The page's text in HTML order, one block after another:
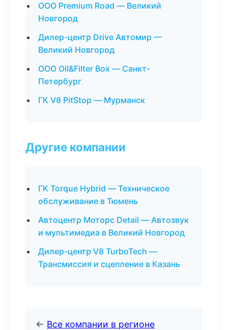
ООО Premium Road — Великий
Новгород
Дилер-центр Drive Автомир —
Великий Новгород
ООО Oil&Filter Box — Санкт-
Петербург
ГК V8 PitStop — Мурманск
Другие компании
ГК Torque Hybrid — Техническое
обслуживание в Тюмень
Автоцентр Моторс Detail — Автозвук
и мультимедиа в Великий Новгород
Дилер-центр V8 TurboTech —
Трансмиссия и сцепление в Казань
← Все компании в регионе